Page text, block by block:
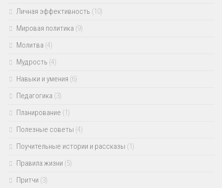
Личная эффективность (10)
Мировая политика (9)
Молитва (4)
Мудрость (4)
Навыки и умения (6)
Педагогика (3)
Планирование (1)
Полезные советы (4)
Поучительные истории и рассказы (1)
Правила жизни (5)
Притчи (3)